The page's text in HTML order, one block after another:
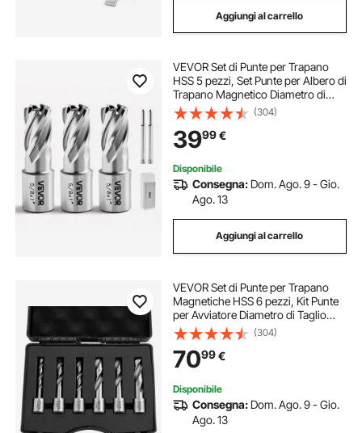
Aggiungi al carrello
VEVOR Set di Punte per Trapano
HSS 5 pezzi, Set Punte per Albero di
Trapano Magnetico Diametro di
Taglio 15,9 mm con 2 Perni di
Centraggio Profondità di Taglio
25,4 mm Acciaio Rapido M2AL
(304)
3999€
Disponibile
Consegna: Dom. Ago. 9 - Gio.
Ago. 13
Aggiungi al carrello
VEVOR Set di Punte per Trapano
Magnetiche HSS 6 pezzi, Kit Punte
per Avviatore Diametro di Taglio
6,35-14,28 mm Profondità 50,8
mm, Punte per Trapano di Foratura
in Custodia di Plastica per
Trasporto
(304)
7099€
Disponibile
Consegna: Dom. Ago. 9 - Gio.
Ago. 13